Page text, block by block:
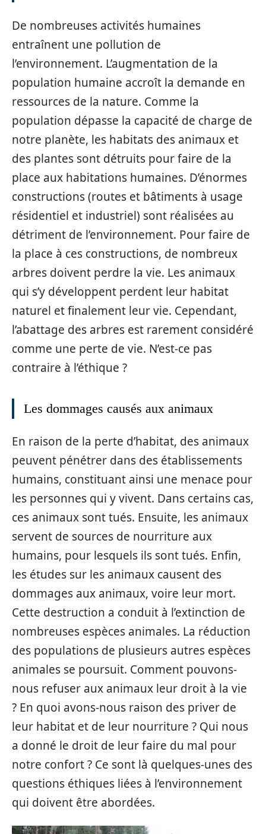
De nombreuses activités humaines
entraînent une pollution de
l’environnement. L’augmentation de la
population humaine accroît la demande en
ressources de la nature. Comme la
population dépasse la capacité de charge de
notre planète, les habitats des animaux et
des plantes sont détruits pour faire de la
place aux habitations humaines. D’énormes
constructions (routes et bâtiments à usage
résidentiel et industriel) sont réalisées au
détriment de l’environnement. Pour faire de
la place à ces constructions, de nombreux
arbres doivent perdre la vie. Les animaux
qui s’y développent perdent leur habitat
naturel et finalement leur vie. Cependant,
l’abattage des arbres est rarement considéré
comme une perte de vie. N’est-ce pas
contraire à l’éthique ?
Les dommages causés aux animaux
En raison de la perte d’habitat, des animaux
peuvent pénétrer dans des établissements
humains, constituant ainsi une menace pour
les personnes qui y vivent. Dans certains cas,
ces animaux sont tués. Ensuite, les animaux
servent de sources de nourriture aux
humains, pour lesquels ils sont tués. Enfin,
les études sur les animaux causent des
dommages aux animaux, voire leur mort.
Cette destruction a conduit à l’extinction de
nombreuses espèces animales. La réduction
des populations de plusieurs autres espèces
animales se poursuit. Comment pouvons-
nous refuser aux animaux leur droit à la vie
? En quoi avons-nous raison des priver de
leur habitat et de leur nourriture ? Qui nous
a donné le droit de leur faire du mal pour
notre confort ? Ce sont là quelques-unes des
questions éthiques liées à l’environnement
qui doivent être abordées.